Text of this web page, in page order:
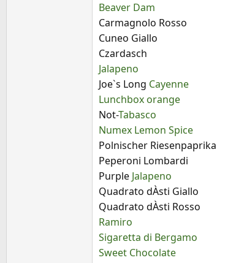
Beaver Dam
Carmagnolo Rosso
Cuneo Giallo
Czardasch
Jalapeno
Joe`s Long Cayenne
Lunchbox orange
Not-Tabasco
Numex Lemon Spice
Polnischer Riesenpaprika
Peperoni Lombardi
Purple Jalapeno
Quadrato dÀsti Giallo
Quadrato dÀsti Rosso
Ramiro
Sigaretta di Bergamo
Sweet Chocolate